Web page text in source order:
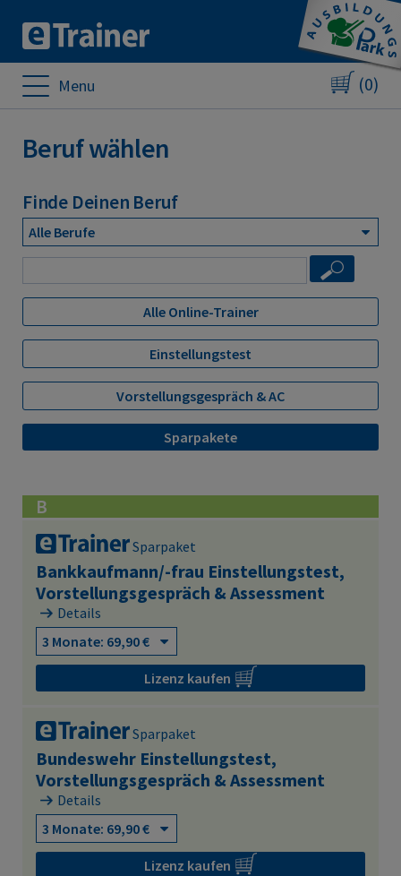
Menu (0)
Beruf wählen
Finde Deinen Beruf
Alle Online-Trainer
Einstellungstest
Vorstellungsgespräch & AC
Sparpakete
B
Sparpaket
Bankkaufmann/-frau Einstellungstest,
Vorstellungsgespräch & Assessment
Details
Lizenz kaufen
Sparpaket
Bundeswehr Einstellungstest,
Vorstellungsgespräch & Assessment
Details
Lizenz kaufen